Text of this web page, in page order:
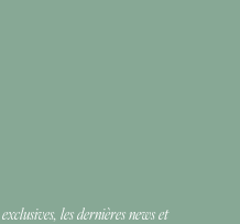
les dernières news et